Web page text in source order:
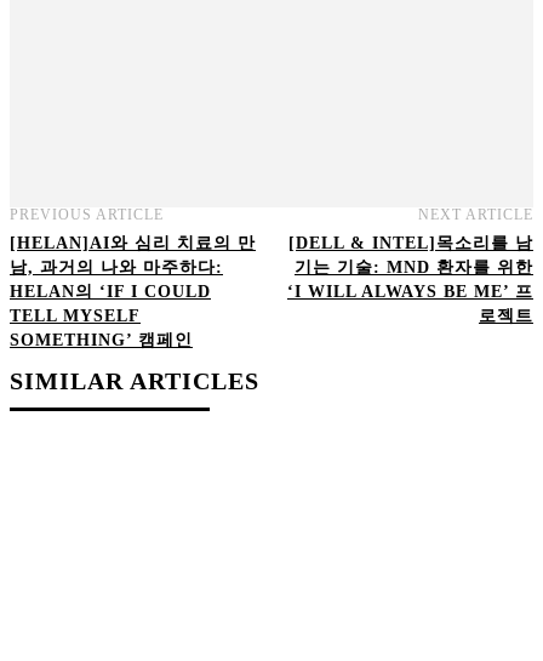
PREVIOUS ARTICLE
[HELAN]AI와 심리 치료의 만
남, 과거의 나와 마주하다:
HELAN의 ‘IF I COULD
TELL MYSELF
SOMETHING’ 캠페인
NEXT ARTICLE
[DELL & INTEL]목소리를 남
기는 기술: MND 환자를 위한
‘I WILL ALWAYS BE ME’ 프
로젝트
SIMILAR ARTICLES